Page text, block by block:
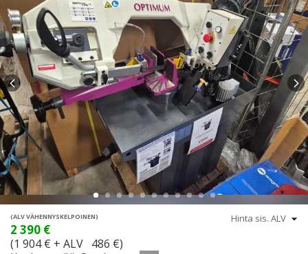
(ALV VÄHENNYSKELPOINEN)
2 390 €
(1 904 € + ALV 486 €)